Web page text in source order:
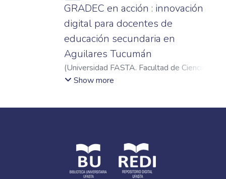
GRADEC en acción : innovación
digital para docentes de
educación secundaria en
Aguilares Tucumán
(Universidad FASTA. Facultad de Ciencias
de la Educación
Show more